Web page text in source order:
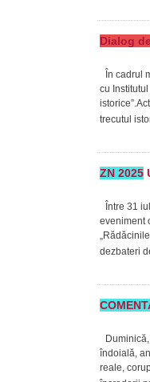
Dialog
În cadrul
cu
trecutul
ZN 2025
Între 31
eveniment
dezbateri
îndoială,
reale,